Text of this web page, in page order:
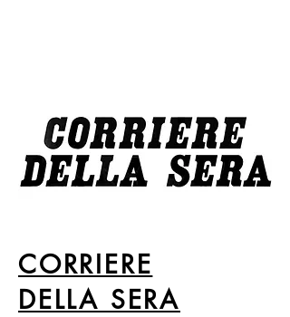
CORRIERE
DELLA SERA